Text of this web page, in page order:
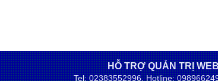
HỖ TRỢ QUẢN TRỊ
Tel: 02383552996. Hotline: